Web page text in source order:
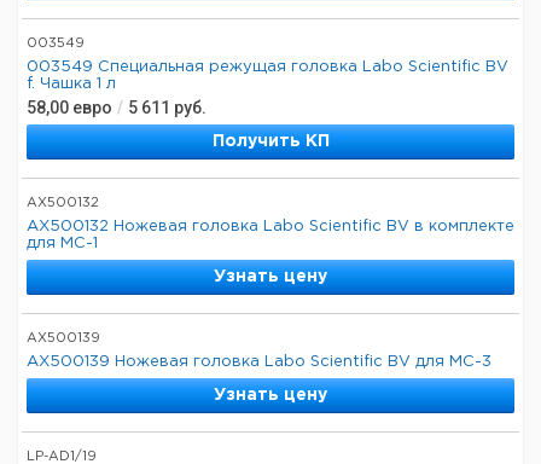
003549
003549 Специальная режущая головка Labo Scientific BV
f. Чашка 1 л
58,00 евро / 5 611 руб.
Получить КП
AX500132
AX500132 Ножевая головка Labo Scientific BV в комплекте
для MC-1
Узнать цену
AX500139
AX500139 Ножевая головка Labo Scientific BV для MC-3
Узнать цену
LP-AD1/19